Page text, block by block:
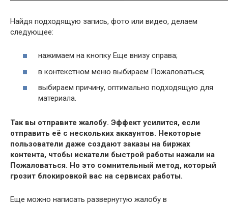
Найдя подходящую запись, фото или видео, делаем
следующее:
нажимаем на кнопку Еще внизу справа;
в контекстном меню выбираем Пожаловаться;
выбираем причину, оптимально подходящую для
материала.
Так вы отправите жалобу. Эффект усилится, если
отправить её с нескольких аккаунтов. Некоторые
пользователи даже создают заказы на биржах
контента, чтобы искатели быстрой работы нажали на
Пожаловаться. Но это сомнительный метод, который
грозит блокировкой вас на сервисах работы.
Еще можно написать развернутую жалобу в